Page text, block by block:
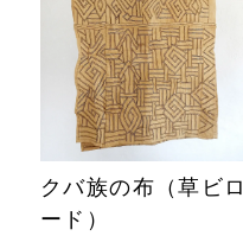
クバ族の布（草ビロ
ード）